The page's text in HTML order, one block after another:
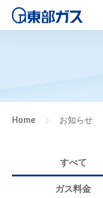
Home お知らせ
すべて
ガス料金